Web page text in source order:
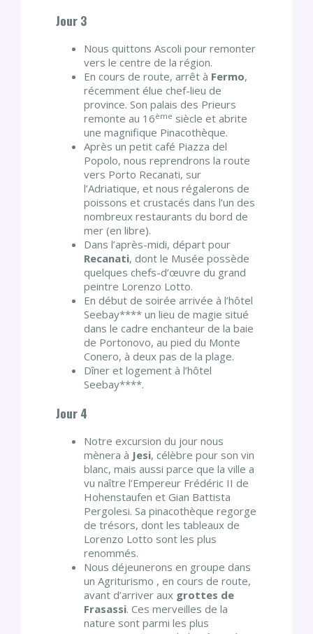
Jour 3
Nous quittons Ascoli pour remonter
vers le centre de la région.
En cours de route, arrêt à Fermo,
récemment élue chef-lieu de
province. Son palais des Prieurs
remonte au 16ème siècle et abrite
une magnifique Pinacothèque.
Après un petit café Piazza del
Popolo, nous reprendrons la route
vers Porto Recanati, sur
l’Adriatique, et nous régalerons de
poissons et crustacés dans l’un des
nombreux restaurants du bord de
mer (en libre).
Dans l’après-midi, départ pour
Recanati, dont le Musée possède
quelques chefs-d’œuvre du grand
peintre Lorenzo Lotto.
En début de soirée arrivée à l’hôtel
Seebay**** un lieu de magie situé
dans le cadre enchanteur de la baie
de Portonovo, au pied du Monte
Conero, à deux pas de la plage.
Dîner et logement à l’hôtel
Seebay****.
Jour 4
Notre excursion du jour nous
mènera à Jesi, célèbre pour son vin
blanc, mais aussi parce que la ville a
vu naître l’Empereur Frédéric II de
Hohenstaufen et Gian Battista
Pergolesi. Sa pinacothèque regorge
de trésors, dont les tableaux de
Lorenzo Lotto sont les plus
renommés.
Nous déjeunerons en groupe dans
un Agriturismo , en cours de route,
avant d’arriver aux grottes de
Frasassi. Ces merveilles de la
nature sont parmi les plus